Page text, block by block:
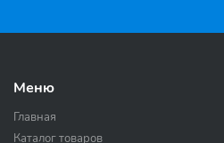
Меню
Главная
Каталог товаров